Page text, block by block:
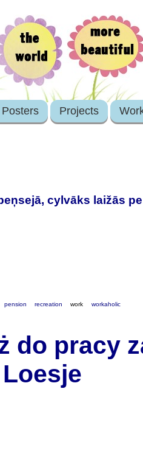
Posters Projects
cylvāks laižās
pension recreation work workaholic
do pracy